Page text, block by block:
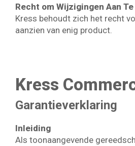
Recht om Wijzigingen Aan
Kress behoudt zich het recht
aanzien van enig product.
Kress
Garantieverklaring
Inleiding
Als toonaangevende